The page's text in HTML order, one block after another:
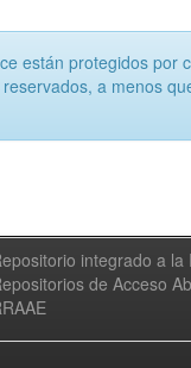
están protegidos por
a menos
integrado a la
de Acceso